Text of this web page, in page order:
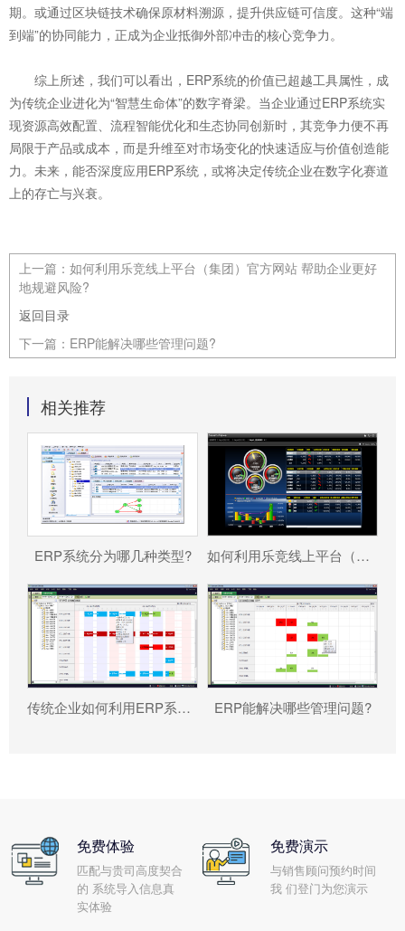
期。或通过区块链技术确保原材料溯源，提升供应链可信度。这种“端
到端”的协同能力，正成为企业抵御外部冲击的核心竞争力。
综上所述，我们可以看出，ERP系统的价值已超越工具属性，成
为传统企业进化为“智慧生命体”的数字脊梁。当企业通过ERP系统实
现资源高效配置、流程智能优化和生态协同创新时，其竞争力便不再
局限于产品或成本，而是升维至对市场变化的快速适应与价值创造能
力。未来，能否深度应用ERP系统，或将决定传统企业在数字化赛道
上的存亡与兴衰。
上一篇： 如何利用乐竞线上平台（集团）官方网站 帮助企业更好
地规避风险?
返回目录
下一篇： ERP能解决哪些管理问题?
相关推荐
ERP系统分为哪几种类型? 如何利用乐竞线上平台（集团）官方网站 帮助企业更好地规避风险?
传统企业如何利用ERP系统重塑竞争力? ERP能解决哪些管理问题?
免费体验
匹配与贵司高度契合
的 系统导入信息真
实体验
免费演示
与销售顾问预约时间
我 们登门为您演示